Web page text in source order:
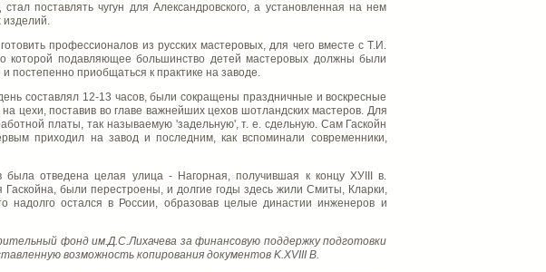
поставлять чугун для Александровского, а установленная на нем
изделий.
профессионалов из русских мастеровых, для чего вместе с Т.И.
которой подавляющее большинство детей мастеровых должны были
постепенно приобщаться к практике на заводе.
составлял 12-13 часов, были сокращены праздничные и воскресные
цехи, поставив во главе важнейших цехов шотландских мастеров. Для
платы, так называемую 'задельную', т. е. сдельную. Сам Гаскойн
приходил на завод и последним, как вспоминали современники,
была отведена целая улица - Нагорная, получившая к концу ХУIII в.
Гаскойна, были перестроены, и долгие годы здесь жили Смиты, Кларки,
надолго остался в России, образовав целые династии инженеров и
фонд им.Д.С.Лихачева за финансовую поддержку подготовки
возможность копирования документов K.XVIII В.